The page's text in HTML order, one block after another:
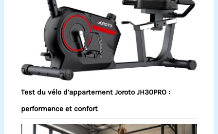
Test du vélo d’appartement Joroto JH30PRO :
performance et confort